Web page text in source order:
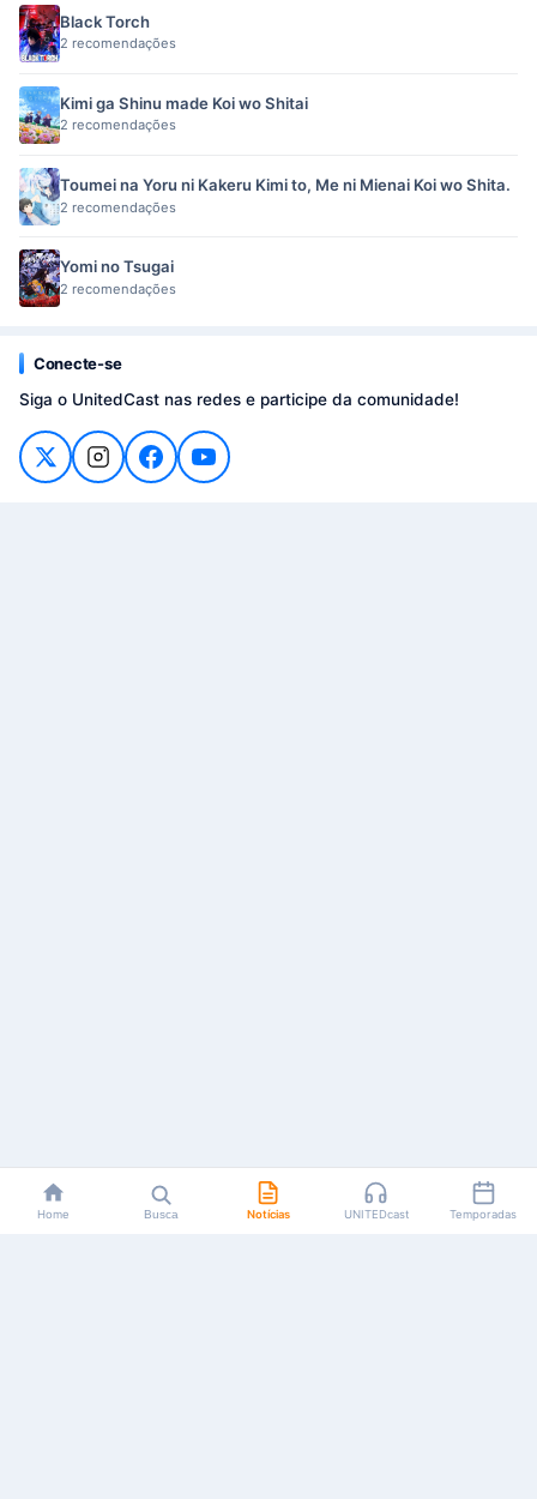
Black Torch
2 recomendações
Kimi ga Shinu made Koi wo Shitai
2 recomendações
Toumei na Yoru ni Kakeru Kimi to, Me ni Mienai Koi wo Shita.
2 recomendações
Yomi no Tsugai
2 recomendações
Conecte-se
Siga o UnitedCast nas redes e participe da comunidade!
Home Busca Notícias UNITEDcast Temporadas